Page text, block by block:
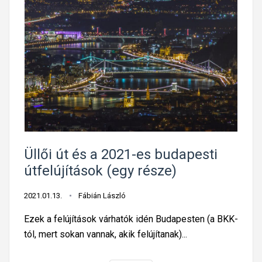
)
r
e
d
m
é
n
y
z
B
a
p
l
ő
l
á
m
p
á
r
ú
u
l
h
a
t
m
e
M
a
a
r
ö
a
g
y
a
l
o
g
s
o
l
ő
Üllői út és a 2021-es budapesti
útfelújítások (egy része)
2021.01.13. Fábián László
Ezek a felújítások várhatók idén Budapesten (a BKK-
tól, mert sokan vannak, akik felújítanak)...